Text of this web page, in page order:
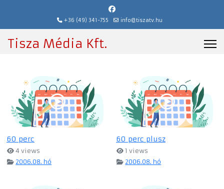
+36 (49) 341-755 info@tiszatv.hu
Tisza Média Kft.
60 perc
4 views
2006.08. hó
60 perc plusz
1 views
2006.08. hó